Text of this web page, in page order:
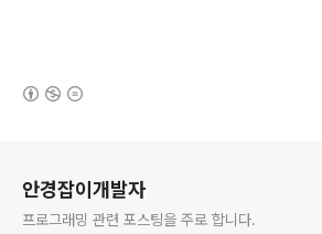
안경잡이개발자
프로그래밍 관련 포스팅을 주로 합니다.